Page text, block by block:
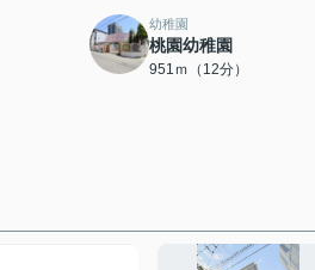
幼稚園
桃園幼稚園
951ｍ（12分）